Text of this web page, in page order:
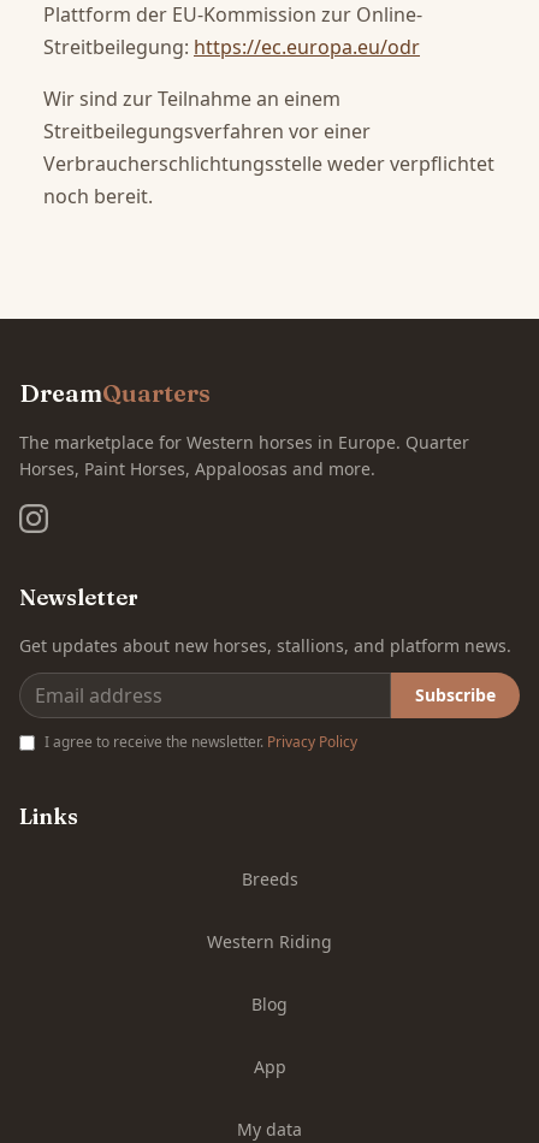
Plattform der EU-Kommission zur Online-
Streitbeilegung: https://ec.europa.eu/odr
Wir sind zur Teilnahme an einem
Streitbeilegungsverfahren vor einer
Verbraucherschlichtungsstelle weder verpflichtet
noch bereit.
DreamQuarters
The marketplace for Western horses in Europe. Quarter
Horses, Paint Horses, Appaloosas and more.
Newsletter
Get updates about new horses, stallions, and platform news.
Subscribe
I agree to receive the newsletter. Privacy Policy
Links
Breeds
Western Riding
Blog
App
My data